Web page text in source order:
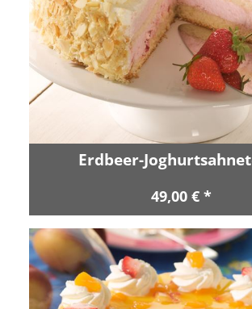
Erdbeer-
49,00 € *